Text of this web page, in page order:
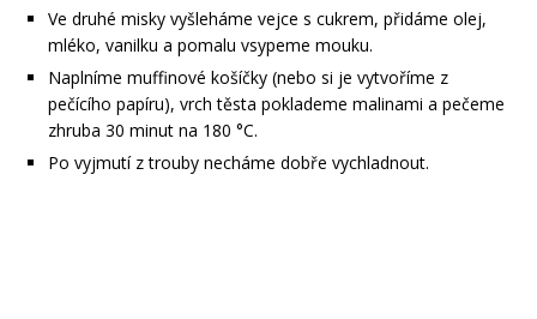
Ve druhé misky vyšleháme vejce s cukrem, přidáme olej,
mléko, vanilku a pomalu vsypeme mouku.
Naplníme muffinové košíčky (nebo si je vytvoříme z
pečícího papíru), vrch těsta poklademe malinami a pečeme
zhruba 30 minut na 180 °C.
Po vyjmutí z trouby necháme dobře vychladnout.